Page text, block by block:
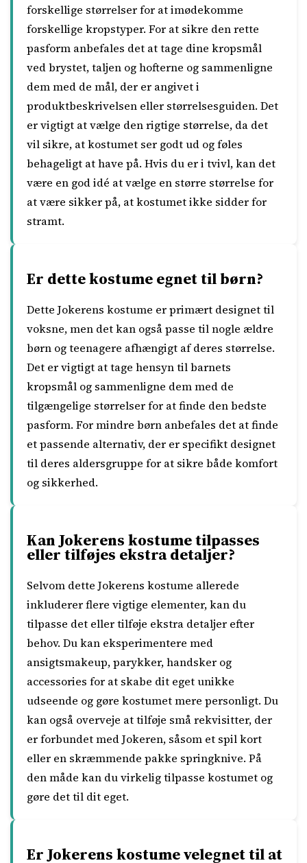
forskellige størrelser for at imødekomme
forskellige kropstyper. For at sikre den rette
pasform anbefales det at tage dine kropsmål
ved brystet, taljen og hofterne og sammenligne
dem med de mål, der er angivet i
produktbeskrivelsen eller størrelsesguiden. Det
er vigtigt at vælge den rigtige størrelse, da det
vil sikre, at kostumet ser godt ud og føles
behageligt at have på. Hvis du er i tvivl, kan det
være en god idé at vælge en større størrelse for
at være sikker på, at kostumet ikke sidder for
stramt.
Er dette kostume egnet til børn?
Dette Jokerens kostume er primært designet til
voksne, men det kan også passe til nogle ældre
børn og teenagere afhængigt af deres størrelse.
Det er vigtigt at tage hensyn til barnets
kropsmål og sammenligne dem med de
tilgængelige størrelser for at finde den bedste
pasform. For mindre børn anbefales det at finde
et passende alternativ, der er specifikt designet
til deres aldersgruppe for at sikre både komfort
og sikkerhed.
Kan Jokerens kostume tilpasses
eller tilføjes ekstra detaljer?
Selvom dette Jokerens kostume allerede
inkluderer flere vigtige elementer, kan du
tilpasse det eller tilføje ekstra detaljer efter
behov. Du kan eksperimentere med
ansigtsmakeup, parykker, handsker og
accessories for at skabe dit eget unikke
udseende og gøre kostumet mere personligt. Du
kan også overveje at tilføje små rekvisitter, der
er forbundet med Jokeren, såsom et spil kort
eller en skræmmende pakke springknive. På
den måde kan du virkelig tilpasse kostumet og
gøre det til dit eget.
Er Jokerens kostume velegnet til at